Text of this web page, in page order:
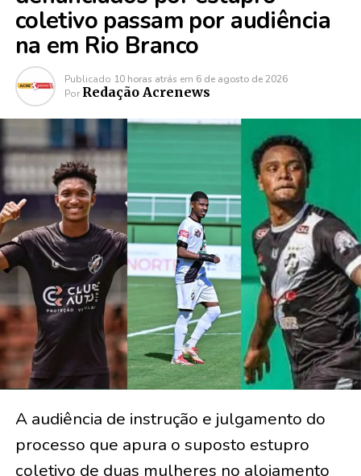
coletivo passam por audiência
na em Rio Branco
Publicado 10 horas atrás em 6 de agosto de 2026
Por Redação Acrenews
A audiência de instrução e julgamento do
processo que apura o suposto estupro
coletivo de duas mulheres no alojamento